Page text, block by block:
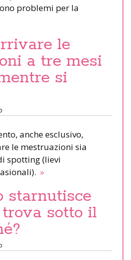
problemi per la
le
a tre mesi
si
anche esclusivo,
le mestruazioni sia
spotting (lievi
»
starnutisce
sotto il